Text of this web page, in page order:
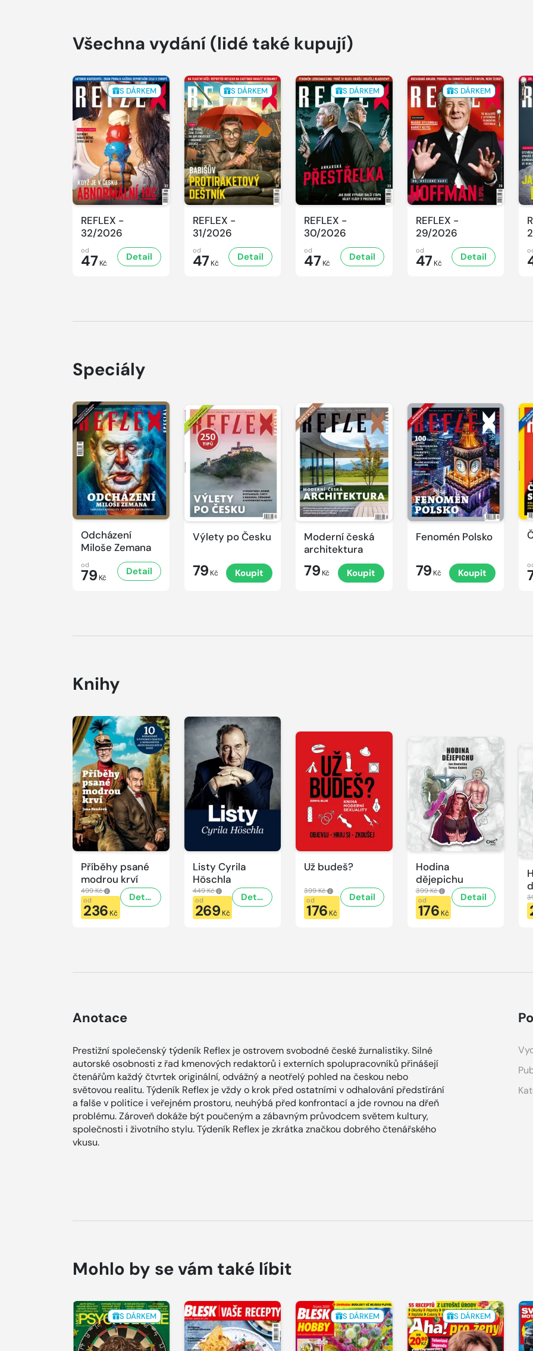
Všechna vydání (lidé také kupují)
S DÁRKEM
REFLEX -
32/2026
od
47 Kč
Detail
S DÁRKEM
REFLEX -
31/2026
od
47 Kč
Detail
S DÁRKEM
REFLEX -
30/2026
od
47 Kč
Detail
S DÁRKEM
REFLEX -
29/2026
od
47 Kč
Detail
Speciály
Odcházení
Miloše Zemana
od
79 Kč
Detail
Výlety po Česku
79 Kč Koupit
Moderní česká
architektura
79 Kč Koupit
Fenomén Polsko
79 Kč Koupit
Knihy
Příběhy psané
modrou krví
499 Kč
od
236 Kč
Detail
Listy Cyrila
Höschla
449 Kč
od
269 Kč
Detail
Už budeš?
399 Kč
od
176 Kč
Detail
Hodina
dějepichu
399 Kč
od
176 Kč
Detail
Anotace
Prestižní společenský týdeník Reflex je ostrovem svobodné české žurnalistiky. Silné
autorské osobnosti z řad kmenových redaktorů i externích spolupracovníků přinášejí
čtenářům každý čtvrtek originální, odvážný a neotřelý pohled na českou nebo
světovou realitu. Týdeník Reflex je vždy o krok před ostatními v odhalování předstírání
a falše v politice i veřejném prostoru, neuhýbá před konfrontací a jde rovnou na dřeň
problému. Zároveň dokáže být poučeným a zábavným průvodcem světem kultury,
společnosti i životního stylu. Týdeník Reflex je zkrátka značkou dobrého čtenářského
vkusu.
Mohlo by se vám také líbit
S DÁRKEM S DÁRKEM S DÁRKEM